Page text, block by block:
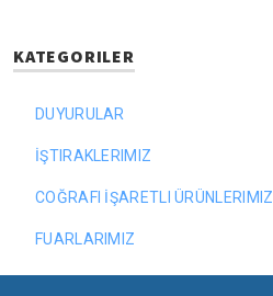
KATEGORILER
DUYURULAR
İŞTIRAKLERIMIZ
COĞRAFI İŞARETLI ÜRÜNLERIMIZ
FUARLARIMIZ